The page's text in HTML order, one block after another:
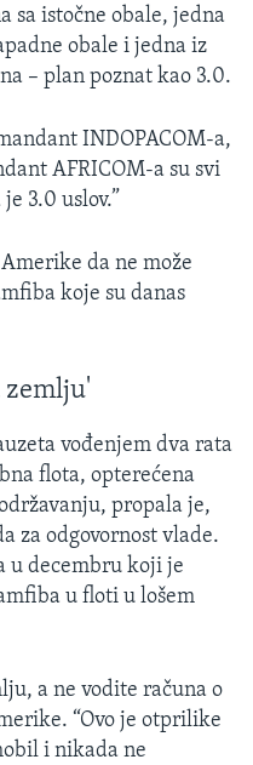
sa istočne obale, jedna
obale i jedna iz
– plan poznat kao 3.0.
INDOPACOM-a,
AFRICOM-a su svi
3.0 uslov.”
da ne može
koje su danas
zemlju'
vođenjem dva rata
flota, opterećena
propala je,
za odgovornost vlade.
u decembru koji je
u floti u lošem
a ne vodite računa o
“Ovo je otprilike
i nikada ne